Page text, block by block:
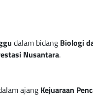
dalam bidang Biologi
Nusantara.
ajang Kejuaraan